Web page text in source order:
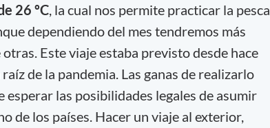
26 ºC, la cual nos permite practicar la pesca
dependiendo del mes tendremos más
Este viaje estaba previsto desde hace
de la pandemia. Las ganas de realizarlo
las posibilidades legales de asumir
de los países. Hacer un viaje al exterior,